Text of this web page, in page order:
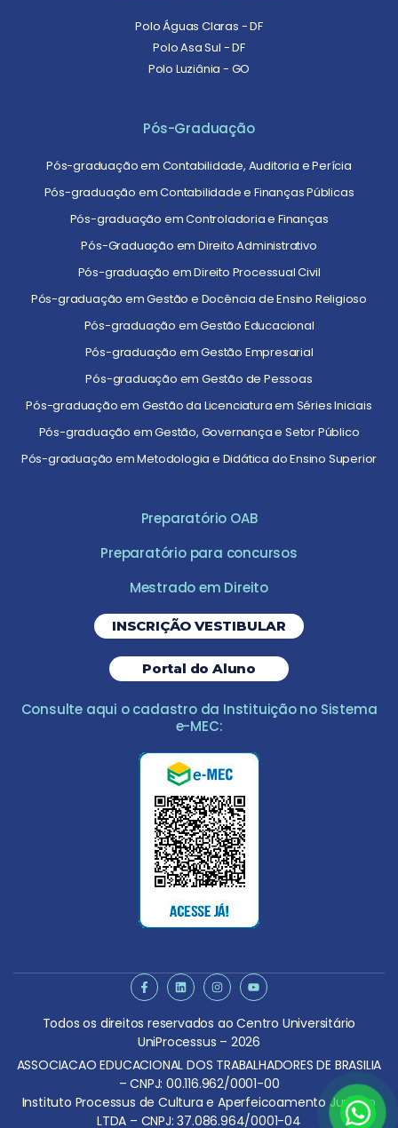
Polo Águas Claras - DF
Polo Asa Sul - DF
Polo Luziânia - GO
Pós-Graduação
Pós-graduação em Contabilidade, Auditoria e Perícia
Pós-graduação em Contabilidade e Finanças Públicas
Pós-graduação em Controladoria e Finanças
Pós-Graduação em Direito Administrativo
Pós-graduação em Direito Processual Civil
Pós-graduação em Gestão e Docência de Ensino Religioso
Pós-graduação em Gestão Educacional
Pós-graduação em Gestão Empresarial
Pós-graduação em Gestão de Pessoas
Pós-graduação em Gestão da Licenciatura em Séries Iniciais
Pós-graduação em Gestão, Governança e Setor Público
Pós-graduação em Metodologia e Didática do Ensino Superior
Preparatório OAB
Preparatório para concursos
Mestrado em Direito
INSCRIÇÃO VESTIBULAR
Portal do Aluno
Consulte aqui o cadastro da Instituição no Sistema
e-MEC:
Todos os direitos reservados ao Centro Universitário
UniProcessus – 2026
ASSOCIACAO EDUCACIONAL DOS TRABALHADORES DE BRASILIA
– CNPJ: 00.116.962/0001-00
Instituto Processus de Cultura e Aperfeicoamento Juridico
LTDA – CNPJ: 37.086.964/0001-04